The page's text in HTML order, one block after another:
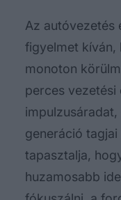
Az autóvezetés
figyelmet kíván,
monoton
perces vezetési
generáció
tapasztalja,
huzamosabb